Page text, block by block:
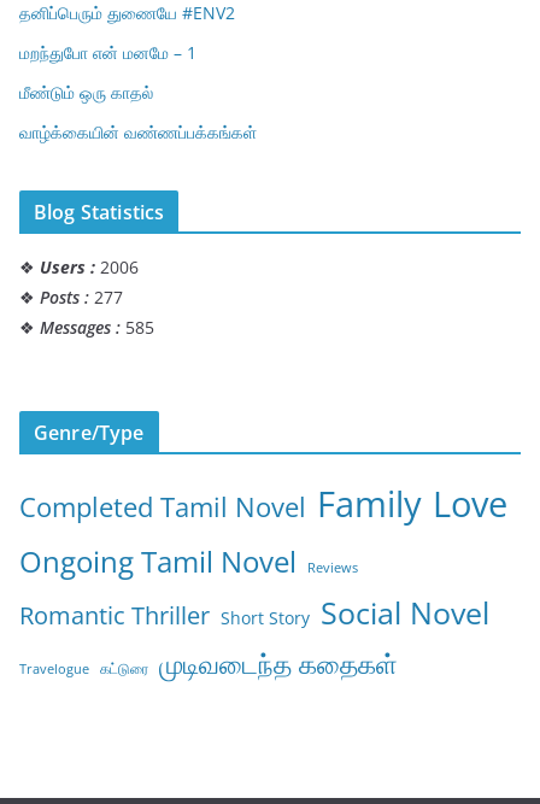
தனிப்பெரும் துணையே #ENV2
மறந்துபோ என் மனமே – 1
மீண்டும் ஒரு காதல்
வாழ்க்கையின் வண்ணப்பக்கங்கள்
Blog Statistics
❖ Users : 2006
❖ Posts : 277
❖ Messages : 585
Genre/Type
Completed Tamil Novel Family Love
Ongoing Tamil Novel Reviews
Romantic Thriller Short Story Social Novel
Travelogue கட்டுரை முடிவடைந்த கதைகள்